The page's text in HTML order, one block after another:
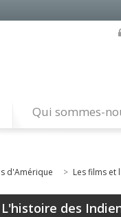
Qui sommes-
d'Amérique > Les films et
L'histoire des